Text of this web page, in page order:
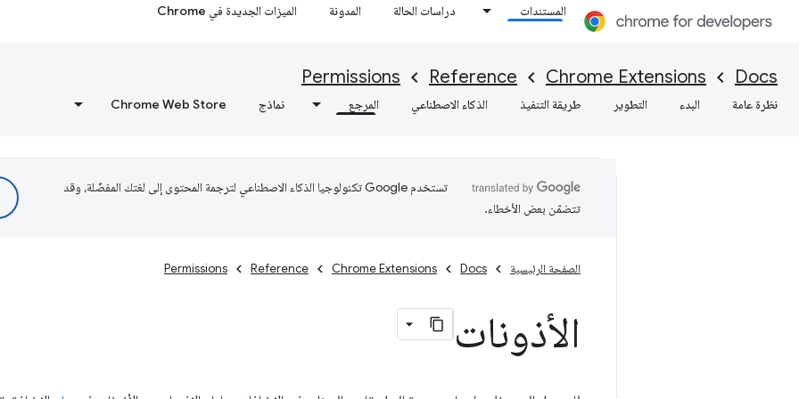
المستندات دراسات الحالة المدونة الميزات الجديدة في Chrome
Docs
Chrome Extensions
Reference
Permissions
نظرة عامة البدء التطوير طريقة التنفيذ الذكاء الاصطناعي المرجع نماذج Chrome Web Store
تستخدم Google تكنولوجيا الذكاء الاصطناعي لترجمة المحتوى إلى لغتك المفضّلة، وقد
تتضمّن بعض الأخطاء.
الصفحة الرئيسية Docs
Chrome Extensions
Reference
Permissions
الأذونات